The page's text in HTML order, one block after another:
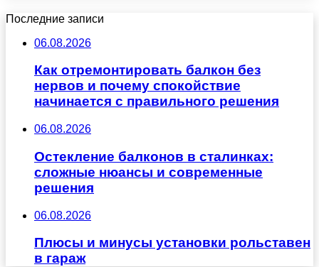
Последние записи
06.08.2026
Как отремонтировать балкон без
нервов и почему спокойствие
начинается с правильного решения
06.08.2026
Остекление балконов в сталинках:
сложные нюансы и современные
решения
06.08.2026
Плюсы и минусы установки рольставен
в гараж